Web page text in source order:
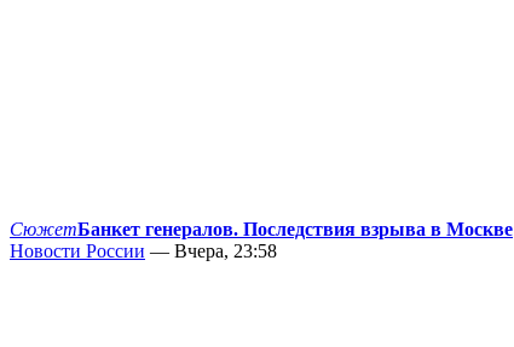
СюжетБанкет генералов. Последствия взрыва в Москве
Новости России — Вчера, 23:58